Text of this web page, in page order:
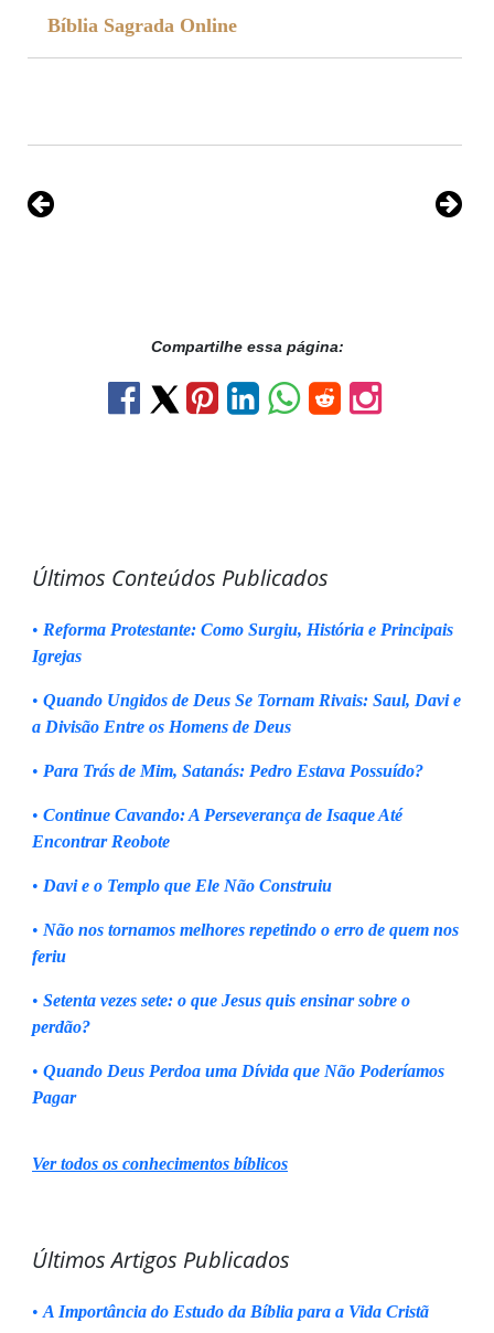
Bíblia Sagrada Online
Compartilhe essa página:
Últimos Conteúdos Publicados
• Reforma Protestante: Como Surgiu, História e Principais
Igrejas
• Quando Ungidos de Deus Se Tornam Rivais: Saul, Davi e
a Divisão Entre os Homens de Deus
• Para Trás de Mim, Satanás: Pedro Estava Possuído?
• Continue Cavando: A Perseverança de Isaque Até
Encontrar Reobote
• Davi e o Templo que Ele Não Construiu
• Não nos tornamos melhores repetindo o erro de quem nos
feriu
• Setenta vezes sete: o que Jesus quis ensinar sobre o
perdão?
• Quando Deus Perdoa uma Dívida que Não Poderíamos
Pagar
Ver todos os conhecimentos bíblicos
Últimos Artigos Publicados
• A Importância do Estudo da Bíblia para a Vida Cristã